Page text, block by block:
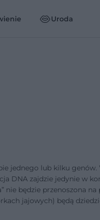
Uroda
jednego lub kilku genów.
DNA zajdzie jedynie w
nie będzie przenoszona
jajowych) będą